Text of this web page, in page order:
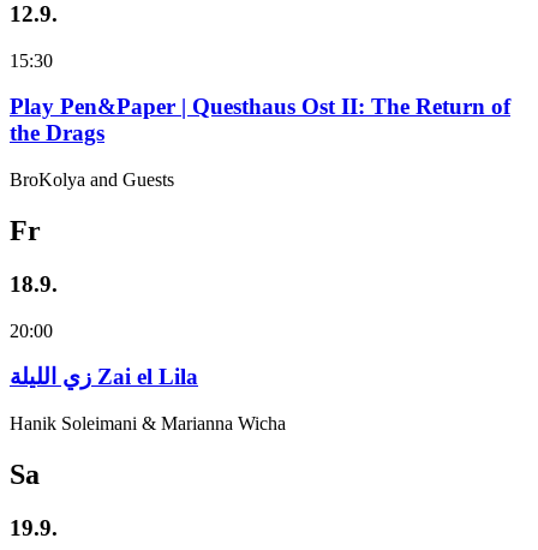
12.9.
15:30
Play Pen&Paper | Questhaus Ost II: The Return of
the Drags
BroKolya and Guests
Fr
18.9.
20:00
زي‌ اللیلة Zai el Lila
Hanik Soleimani & Marianna Wicha
Sa
19.9.